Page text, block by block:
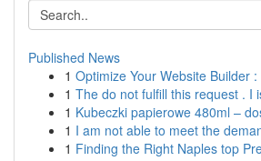
Published News
1 Optimize Your Website Builder
1 The do not fulfill this request . I
1 Kubeczki papierowe 480ml –
1 I am not able to meet the
1 Finding the Right Naples top